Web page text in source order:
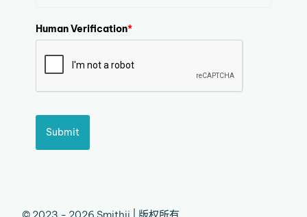
Human Verification*
Submit